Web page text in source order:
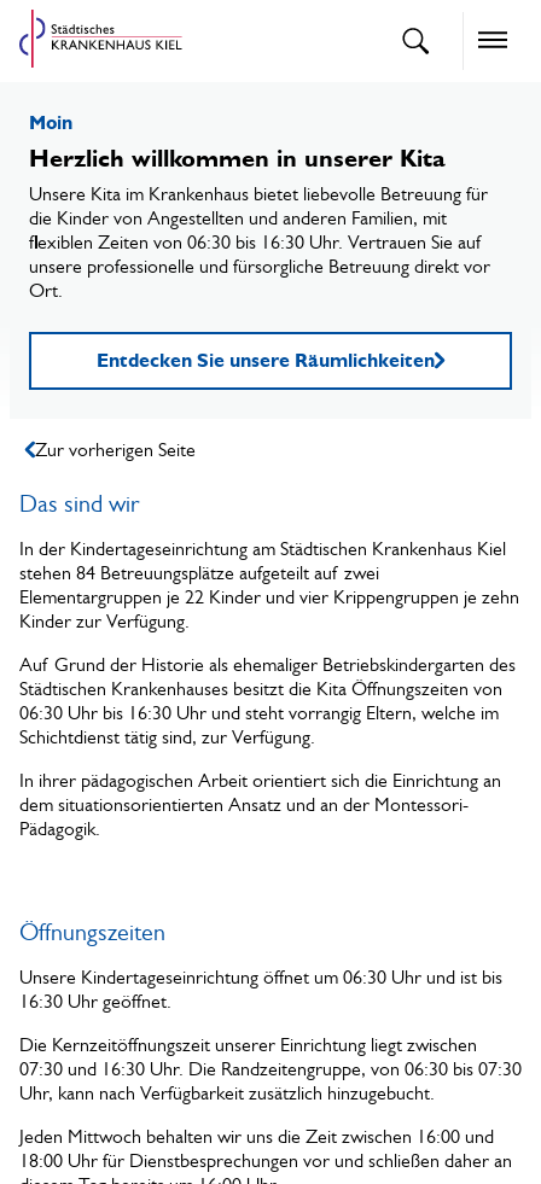
openText
Moin
Herzlich willkommen in unserer Kita
Unsere Kita im Krankenhaus bietet liebevolle Betreuung für
die Kinder von Angestellten und anderen Familien, mit
flexiblen Zeiten von 06:30 bis 16:30 Uhr. Vertrauen Sie auf
unsere professionelle und fürsorgliche Betreuung direkt vor
Ort.
Entdecken Sie unsere Räumlichkeiten
Zur vorherigen Seite
Das sind wir
In der Kindertageseinrichtung am Städtischen Krankenhaus Kiel
stehen 84 Betreuungsplätze aufgeteilt auf zwei
Elementargruppen je 22 Kinder und vier Krippengruppen je zehn
Kinder zur Verfügung.
Auf Grund der Historie als ehemaliger Betriebskindergarten des
Städtischen Krankenhauses besitzt die Kita Öffnungszeiten von
06:30 Uhr bis 16:30 Uhr und steht vorrangig Eltern, welche im
Schichtdienst tätig sind, zur Verfügung.
In ihrer pädagogischen Arbeit orientiert sich die Einrichtung an
dem situationsorientierten Ansatz und an der Montessori-
Pädagogik.
Öffnungszeiten
Unsere Kindertageseinrichtung öffnet um 06:30 Uhr und ist bis
16:30 Uhr geöffnet.
Die Kernzeitöffnungszeit unserer Einrichtung liegt zwischen
07:30 und 16:30 Uhr. Die Randzeitengruppe, von 06:30 bis 07:30
Uhr, kann nach Verfügbarkeit zusätzlich hinzugebucht.
Jeden Mittwoch behalten wir uns die Zeit zwischen 16:00 und
18:00 Uhr für Dienstbesprechungen vor und schließen daher an